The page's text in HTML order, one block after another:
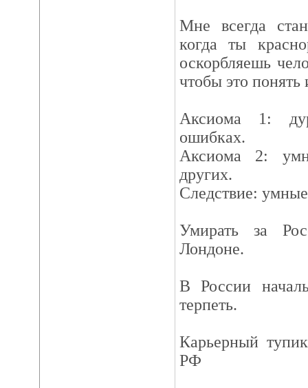
Мне всегда
когда ты
оскорбляешь
чтобы это понять
Аксиома 1:
ошибках.
Аксиома 2:
других.
Следствие:
Умирать за
Лондоне.
В России
терпеть.
Карьерный
РФ